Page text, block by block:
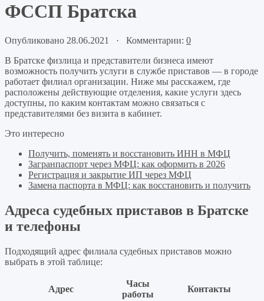
ФССП Братска
Опубликовано 28.06.2021 · Комментарии: 0
В Братске физлица и представители бизнеса имеют
возможность получить услуги в службе приставов — в городе
работает филиал организации. Ниже мы расскажем, где
расположены действующие отделения, какие услуги здесь
доступны, по каким контактам можно связаться с
представителями без визита в кабинет.
Это интересно
Получить, поменять и восстановить ИНН в МФЦ
Загранпаспорт через МФЦ: как оформить в 2026
Регистрация и закрытие ИП через МФЦ
Замена паспорта в МФЦ: как восстановить и получить
Адреса судебных приставов в Братске
и телефоны
Подходящий адрес филиала судебных приставов можно
выбрать в этой таблице:
Адрес
Часы
работы
Контакты